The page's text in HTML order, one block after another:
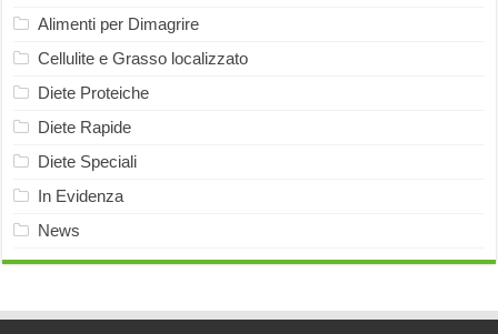
Alimenti per Dimagrire
Cellulite e Grasso localizzato
Diete Proteiche
Diete Rapide
Diete Speciali
In Evidenza
News